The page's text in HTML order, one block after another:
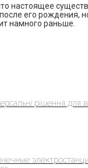
настоящее
его рождения,
намного раньше.
рішення для